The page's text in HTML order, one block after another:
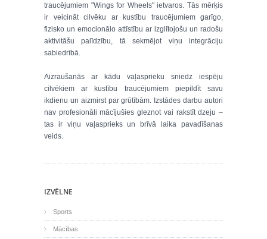
traucējumiem "Wings for Wheels" ietvaros. Tās mērķis
ir veicināt cilvēku ar kustību traucējumiem garīgo,
fizisko un emocionālo attīstību ar izglītojošu un radošu
aktivitāšu palīdzību, tā sekmējot viņu integrāciju
sabiedrībā.
Aizraušanās ar kādu vaļasprieku sniedz iespēju
cilvēkiem ar kustību traucējumiem piepildīt savu
ikdienu un aizmirst par grūtībām. Izstādes darbu autori
nav profesionāli mācījušies gleznot vai rakstīt dzeju –
tas ir viņu vaļasprieks un brīvā laika pavadīšanas
veids.
IZVĒLNE
Sports
Mācības